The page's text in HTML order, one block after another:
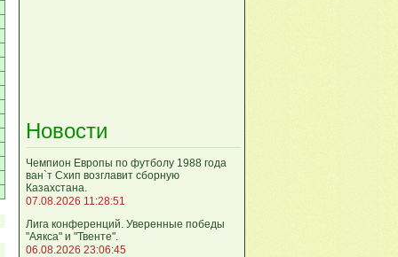
Новости
Чемпион Европы по футболу 1988 года
ван`т Схип возглавит сборную
Казахстана.
07.08.2026 11:28:51
Лига кoнференций. Уверенные победы
"Аякса" и "Твенте".
06.08.2026 23:06:45